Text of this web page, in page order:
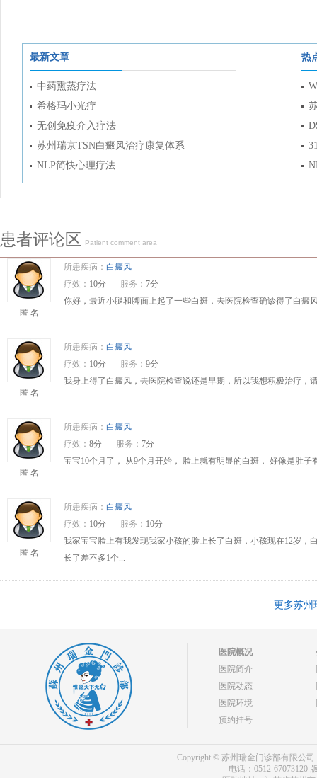
最新文章
中药熏蒸疗法
希格玛小光疗
无创免疫介入疗法
苏州瑞京TSN白癜风治疗康复体系
NLP简快心理疗法
热
患者评论区 Patient comment area
匿 名
所患疾病： 白癜风
疗效： 10分 服务： 7分
你好，最近小腿和脚面上起了一些白斑，去医院检查确诊得了白
匿 名
所患疾病： 白癜风
疗效： 10分 服务： 9分
我身上得了白癜风，去医院检查说还是早期，所以我想积极治疗，
匿 名
所患疾病： 白癜风
疗效： 8分 服务： 7分
宝宝10个月了， 从9个月开始， 脸上就有明显的白斑， 好像是肚
匿 名
所患疾病： 白癜风
疗效： 10分 服务： 10分
我家宝宝脸上有我发现我家小孩的脸上长了白斑，小孩现在12岁
长了差不多1个...
更多苏州
医院概况
医院简介
医院动态
医院环境
预约挂号
Copyright © 苏州瑞金门诊部有限公司
电话：0512-67073120